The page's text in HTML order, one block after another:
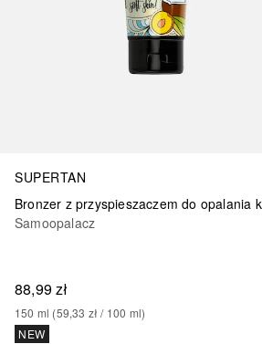
SUPERTAN
Samoopalacz
88,99 zł
150 ml (59,33 zł / 100 ml)
NEW